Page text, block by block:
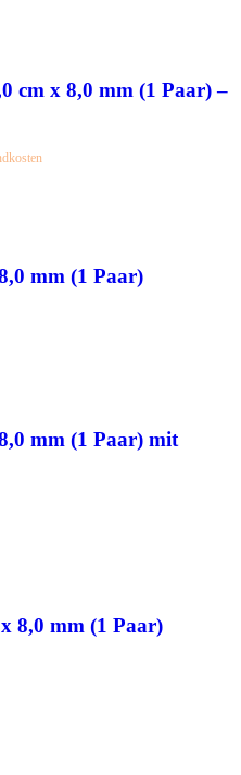
cm x 8,0 mm (1 Paar) –
mm (1 Paar)
mm (1 Paar) mit
8,0 mm (1 Paar)